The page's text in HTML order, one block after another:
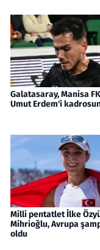
Galatasaray, Manisa
Umut Erdem'i
Milli pentatlet İlke
Mihrioğlu, Avrupa
oldu